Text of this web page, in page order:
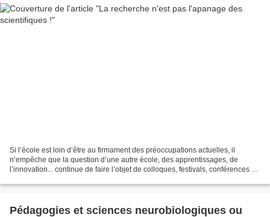
Si l’école est loin d’être au firmament des préoccupations actuelles, il
n’empêche que la question d’une autre école, des apprentissages, de
l’innovation... continue de faire l’objet de colloques, festivals, conférences de
Pédagogies et sciences neurobiologiques ou